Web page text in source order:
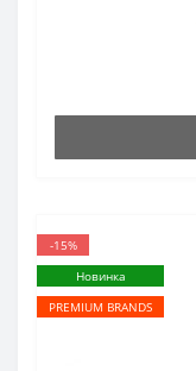
-15%
Новинка
PREMIUM BRANDS